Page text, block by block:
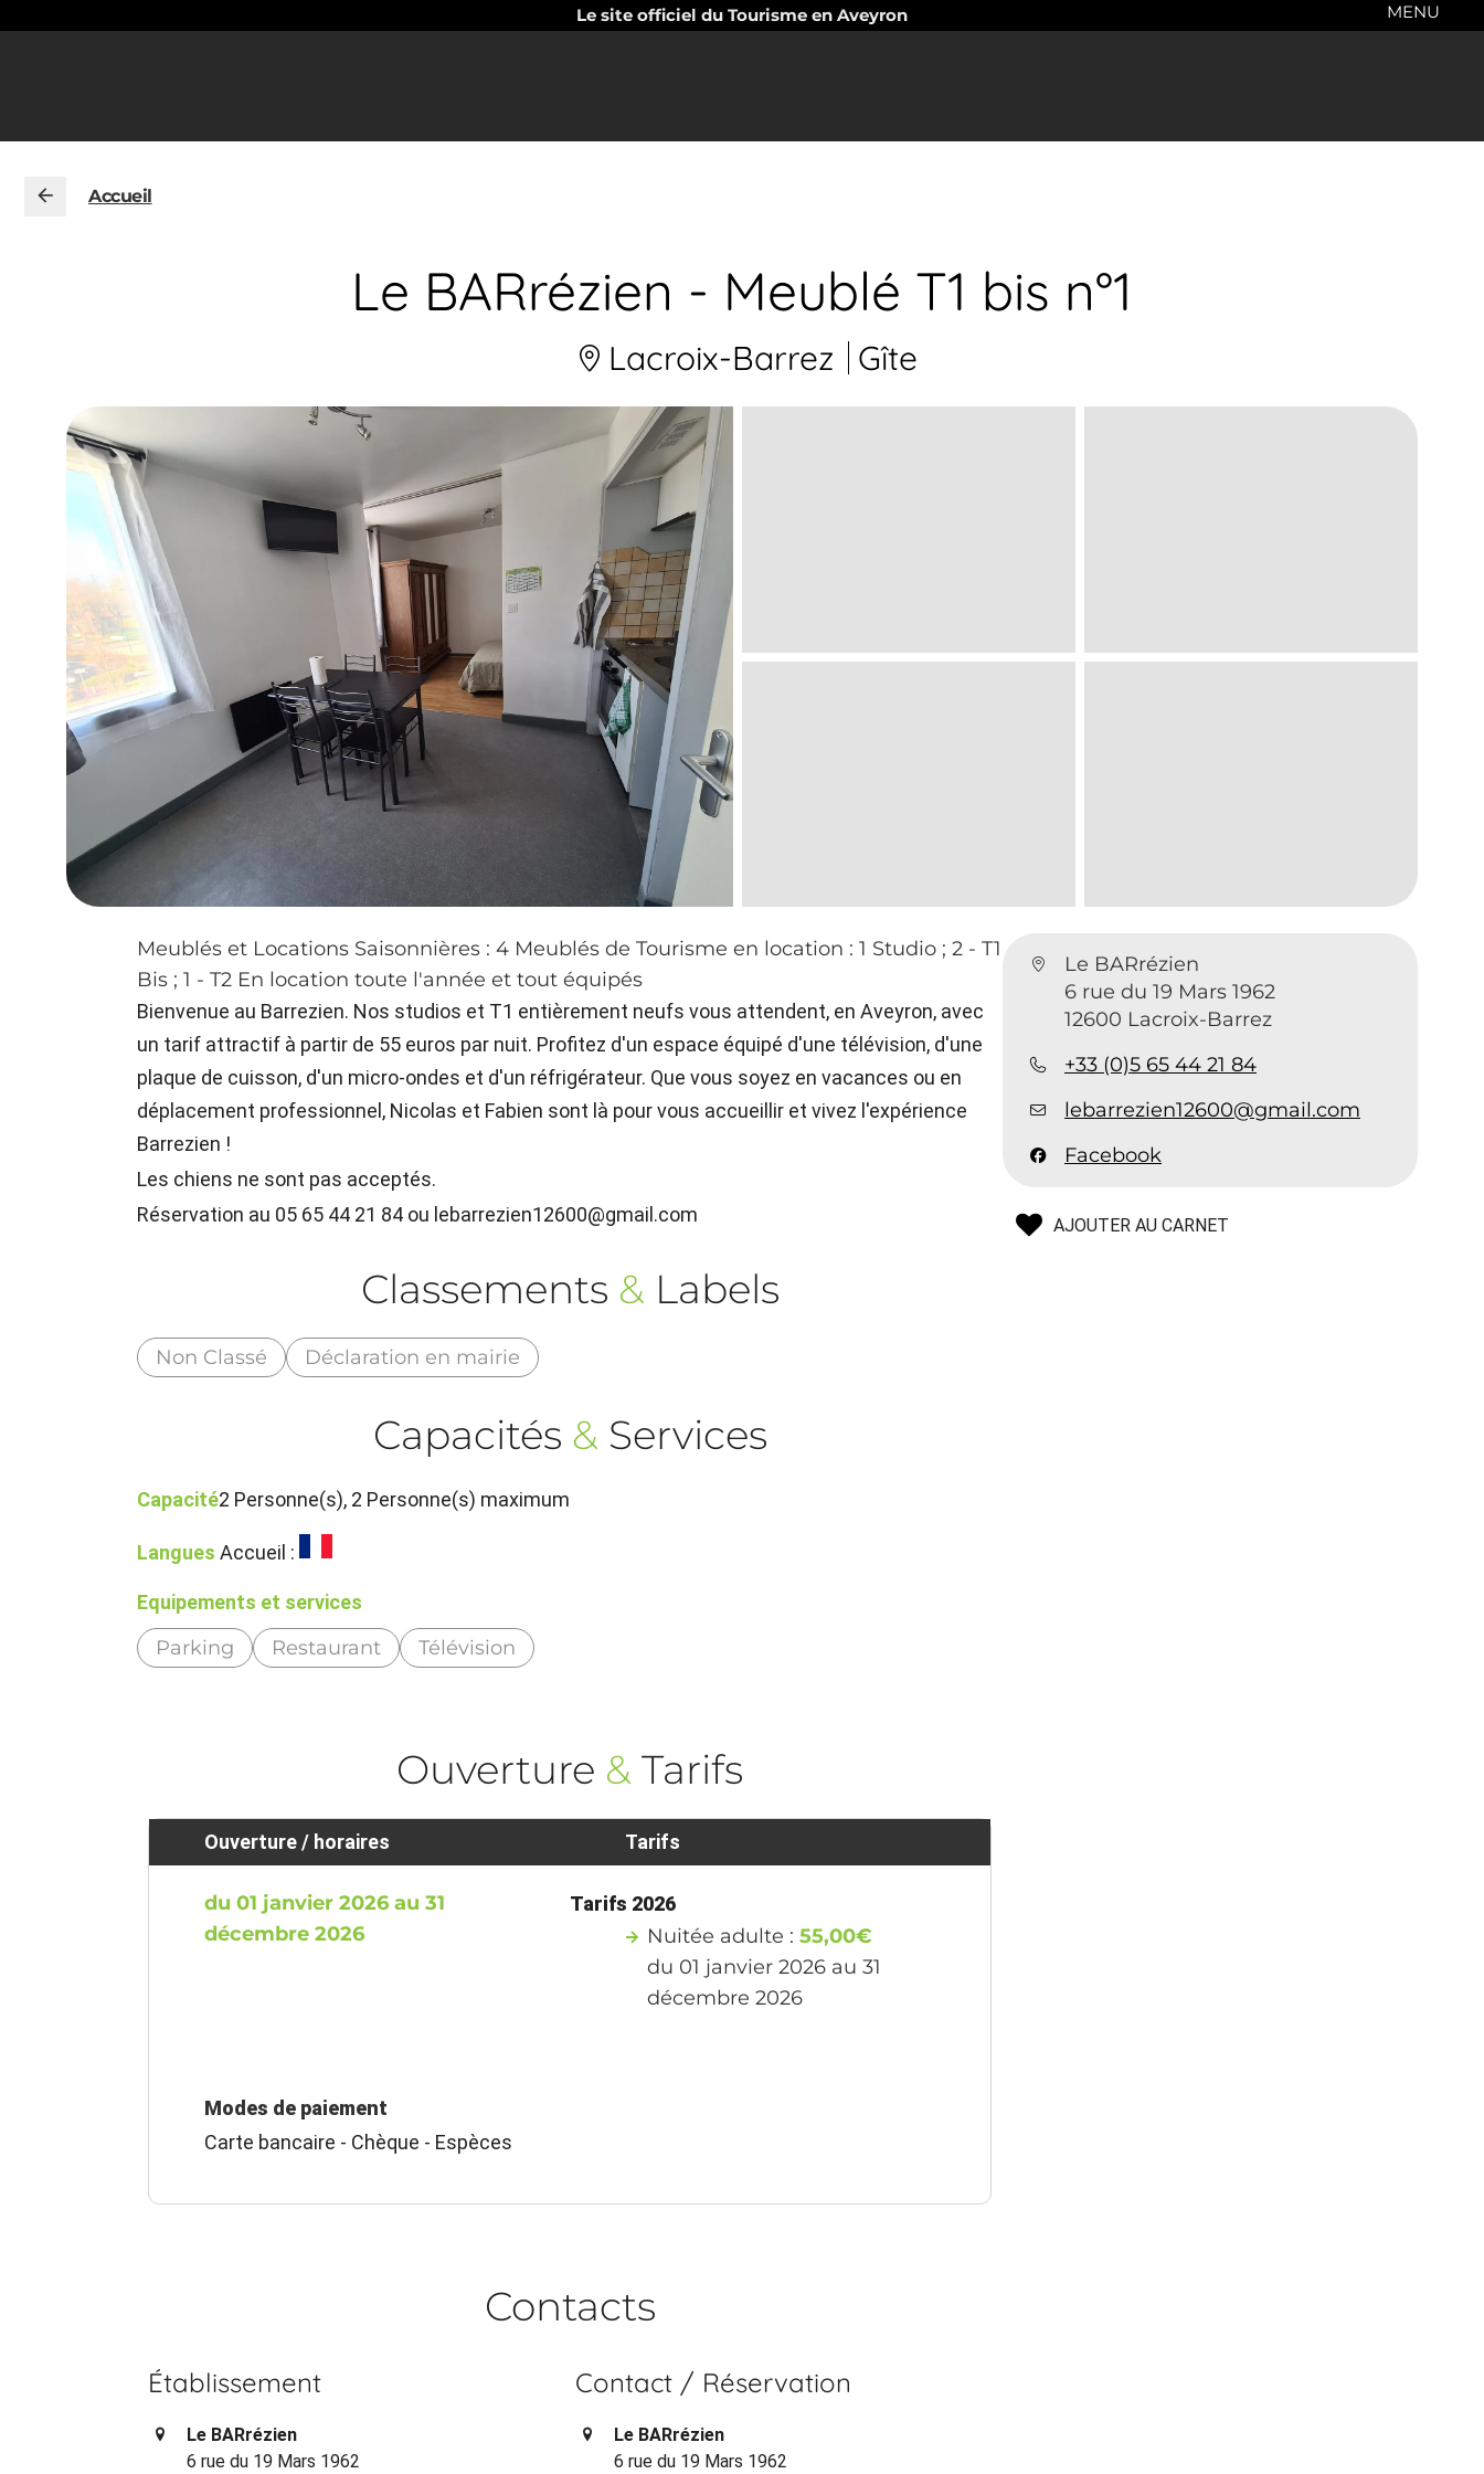
Le site officiel du Tourisme en Aveyron MENU
Accueil
Le BARrézien - Meublé T1 bis n°1
Lacroix-Barrez Gîte
Le BARrézien
6 rue du 19 Mars 1962
12600 Lacroix-Barrez
+33 (0)5 65 44 21 84
lebarrezien12600@gmail.com
Facebook
AJOUTER AU CARNET
Meublés et Locations Saisonnières : 4 Meublés de Tourisme en location : 1 Studio ; 2 - T1
Bis ; 1 - T2 En location toute l'année et tout équipés
Bienvenue au Barrezien. Nos studios et T1 entièrement neufs vous attendent, en Aveyron, avec
un tarif attractif à partir de 55 euros par nuit. Profitez d'un espace équipé d'une télévision, d'une
plaque de cuisson, d'un micro-ondes et d'un réfrigérateur. Que vous soyez en vacances ou en
déplacement professionnel, Nicolas et Fabien sont là pour vous accueillir et vivez l'expérience
Barrezien !
Les chiens ne sont pas acceptés.
Réservation au 05 65 44 21 84 ou lebarrezien12600@gmail.com
Classements & Labels
Non Classé Déclaration en mairie
Capacités & Services
Capacité2 Personne(s), 2 Personne(s) maximum
Langues Accueil :
Equipements et services
Parking Restaurant Télévision
Ouverture & Tarifs
Ouverture / horaires
du 01 janvier 2026 au 31
décembre 2026
Tarifs
Tarifs 2026
Nuitée adulte :55,00€
du 01 janvier 2026 au 31
décembre 2026
Modes de paiement
Carte bancaire - Chèque - Espèces
Contacts
Établissement
Le BARrézien
6 rue du 19 Mars 1962
Contact / Réservation
Le BARrézien
6 rue du 19 Mars 1962